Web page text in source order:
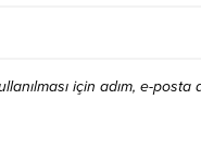
için adım, e-